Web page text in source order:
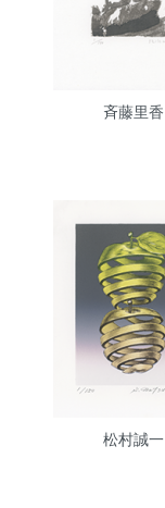
斉藤里香
松村誠一